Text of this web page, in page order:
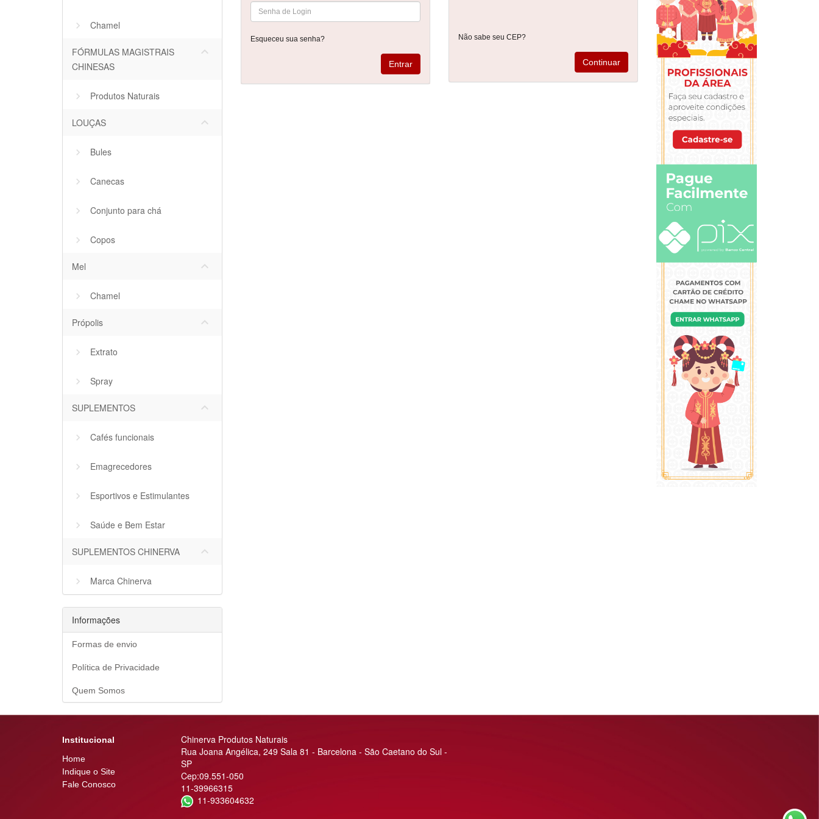
Chamel
FÓRMULAS MAGISTRAIS
CHINESAS
keyboard_arrow_down
Produtos Naturais
LOUÇAS keyboard_arrow_down
Bules
Canecas
Conjunto para chá
Copos
Mel keyboard_arrow_down
Chamel
Própolis keyboard_arrow_down
Extrato
Spray
SUPLEMENTOS keyboard_arrow_down
Cafés funcionais
Emagrecedores
Esportivos e Estimulantes
Saúde e Bem Estar
SUPLEMENTOS CHINERVA keyboard_arrow_down
Marca Chinerva
Informações
Formas de envio
Política de Privacidade
Quem Somos
Esqueceu sua senha? Não sabe seu CEP?
Institucional
Home
Indique o Site
Fale Conosco
Chinerva Produtos Naturais
Rua Joana Angélica, 249 Sala 81 - Barcelona - São Caetano do Sul -
SP
Cep:09.551-050
11-39966315
11-933604632